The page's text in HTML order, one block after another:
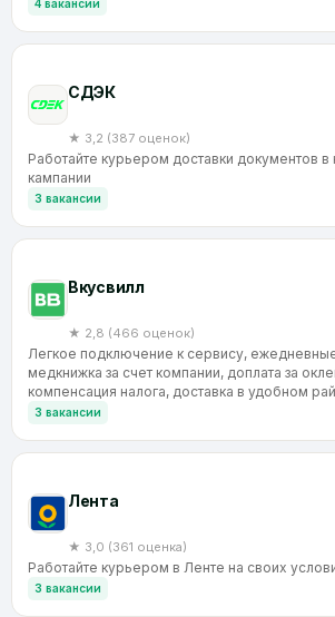
4 вакансии
CДЭК
★ 3,2 (387 оценок)
Работайте курьером доставки документов в
кампании
3 вакансии
Вкусвилл
★ 2,8 (466 оценок)
Легкое подключение к сервису,
медкнижка за счет компании, доплата за
компенсация налога, доставка в удобном
3 вакансии
Лента
★ 3,0 (361 оценка)
Работайте курьером в Ленте на своих
3 вакансии